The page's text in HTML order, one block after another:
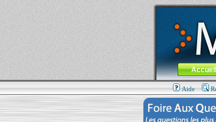
MacBook-fr.com : 100%
Aller au contenu-
MenuAccueil
Aide